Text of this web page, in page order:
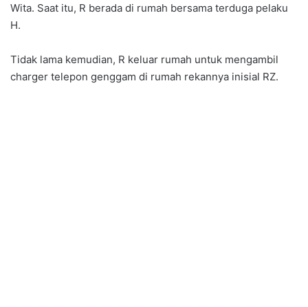
Wita. Saat itu, R berada di rumah bersama terduga pelaku
H.
Tidak lama kemudian, R keluar rumah untuk mengambil
charger telepon genggam di rumah rekannya inisial RZ.